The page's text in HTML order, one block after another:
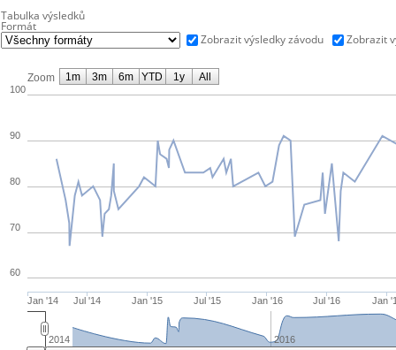
Tabulka výsledků
Formát
Zobrazit výsledky závodu
Zobrazit
Zoom
Jan '14 Jul '14 Jan '15 Jul '15 Jan '16 Jul '16 Jan
60
70
80
90
100
2016
2014
1m 3m 6m YTD 1y All